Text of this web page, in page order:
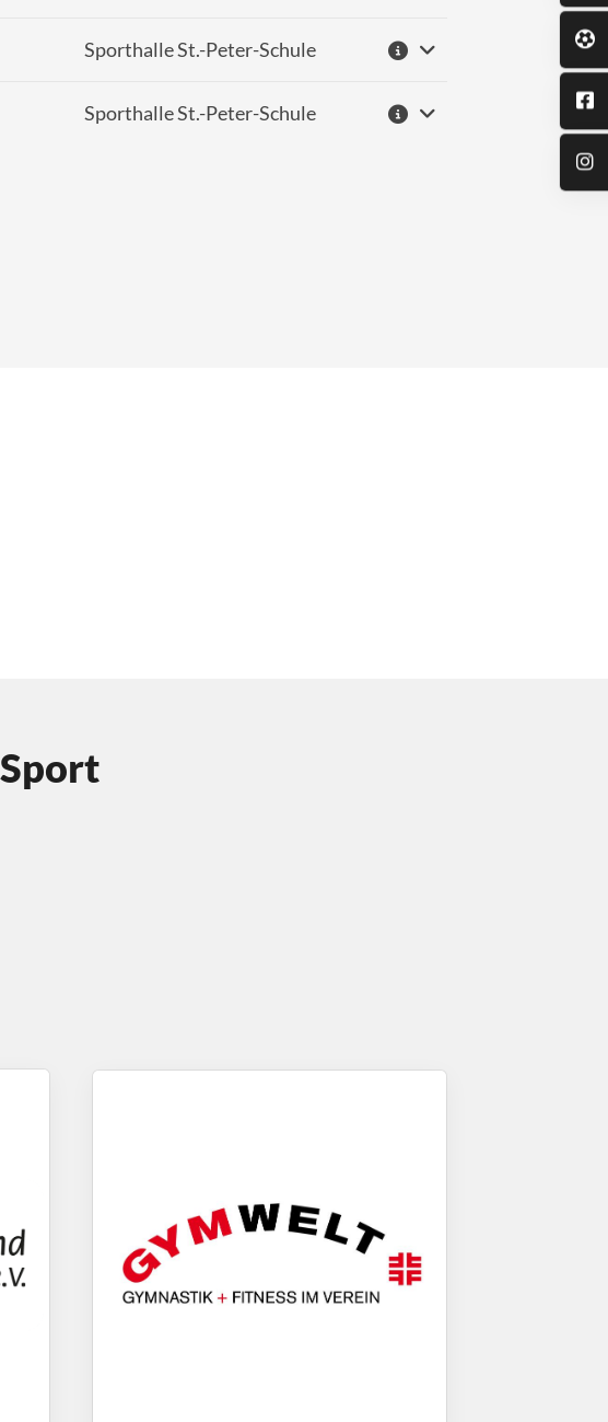
Sporthalle St.-Peter-Schule
Sporthalle St.-Peter-Schule